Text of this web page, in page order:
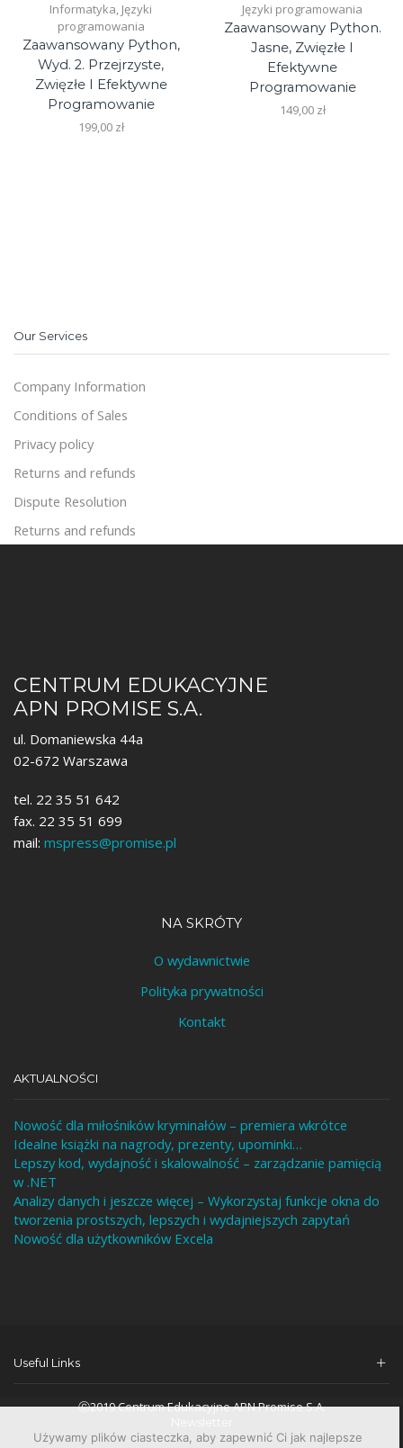
Informatyka, Języki
programowania
Zaawansowany Python,
Wyd. 2. Przejrzyste,
Zwięzłe I Efektywne
Programowanie
199,00 zł
Języki programowania
Zaawansowany Python.
Jasne, Zwięzłe I
Efektywne
Programowanie
149,00 zł
Our Services
Company Information
Conditions of Sales
Privacy policy
Returns and refunds
Dispute Resolution
Returns and refunds
CENTRUM EDUKACYJNE
APN PROMISE S.A.
ul. Domaniewska 44a
02-672 Warszawa
tel. 22 35 51 642
fax. 22 35 51 699
mail: mspress@promise.pl
NA SKRÓTY
O wydawnictwie
Polityka prywatności
Kontakt
AKTUALNOŚCI
Nowość dla miłośników kryminałów – premiera wkrótce
Idealne książki na nagrody, prezenty, upominki…
Lepszy kod, wydajność i skalowalność – zarządzanie pamięcią
w .NET
Analizy danych i jeszcze więcej – Wykorzystaj funkcje okna do
tworzenia prostszych, lepszych i wydajniejszych zapytań
Nowość dla użytkowników Excela
Useful Links
Ⓒ2019 Centrum Edukacyjne APN Promise S.A.
Używamy plików ciasteczka, aby zapewnić Ci jak najlepsze